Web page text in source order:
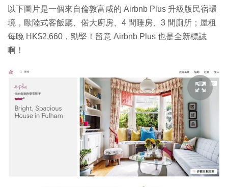
以下圖片是一個來自倫敦富咸的 Airbnb Plus 升級版民宿環
境，歐陸式客飯廳、偌大廚房、4 間睡房、3 間廁所；屋租
每晚 HK$2,660，勁堅！留意 Airbnb Plus 也是全新標誌
啊！